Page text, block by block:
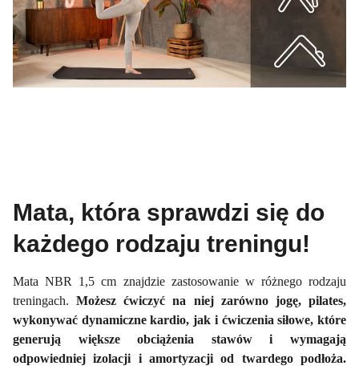
Mata, która sprawdzi się do
każdego rodzaju treningu!
Mata NBR 1,5 cm znajdzie zastosowanie w różnego rodzaju
treningach.Możesz ćwiczyć na niej zarówno jogę, pilates,
wykonywać dynamiczne kardio, jak i ćwiczenia siłowe, które
generują większe obciążenia stawów i wymagają
odpowiedniej izolacji i amortyzacji od twardego podłoża.